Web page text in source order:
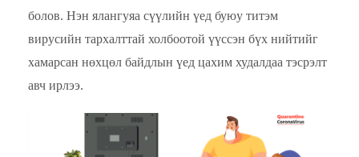
болов. Нэн ялангуяа сүүлийн үед буюу титэм
вирусийн тархалттай холбоотой үүссэн бүх нийтийг
хамарсан нөхцөл байдлын үед цахим худалдаа тэсрэлт
авч ирлээ.